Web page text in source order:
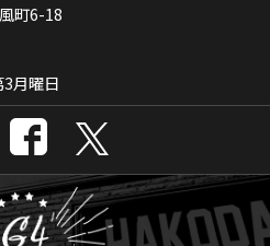
町6-18
月曜日